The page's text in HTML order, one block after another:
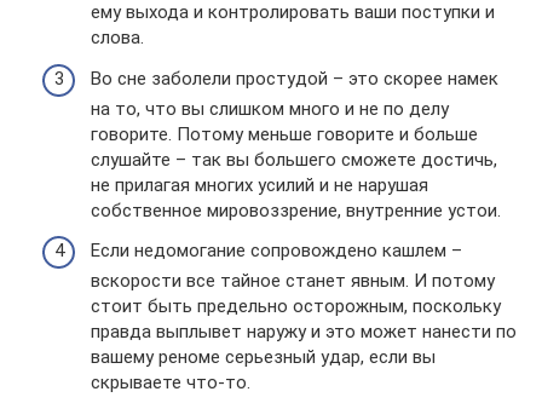
ему выхода и контролировать ваши поступки и
слова.
Во сне заболели простудой – это скорее намек
на то, что вы слишком много и не по делу
говорите. Потому меньше говорите и больше
слушайте – так вы большего сможете достичь,
не прилагая многих усилий и не нарушая
собственное мировоззрение, внутренние устои.
Если недомогание сопровождено кашлем –
вскорости все тайное станет явным. И потому
стоит быть предельно осторожным, поскольку
правда выплывет наружу и это может нанести по
вашему реноме серьезный удар, если вы
скрываете что-то.